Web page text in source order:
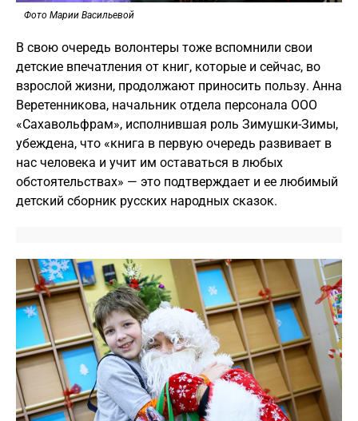
Фото Марии Васильевой
В свою очередь волонтеры тоже вспомнили свои
детские впечатления от книг, которые и сейчас, во
взрослой жизни, продолжают приносить пользу. Анна
Веретенникова, начальник отдела персонала ООО
«Сахавольфрам», исполнившая роль Зимушки-Зимы,
убеждена, что «книга в первую очередь развивает в
нас человека и учит им оставаться в любых
обстоятельствах» — это подтверждает и ее любимый
детский сборник русских народных сказок.